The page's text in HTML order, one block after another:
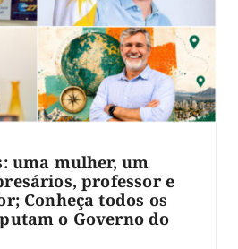
uma mulher, um
professor e
Conheça todos os
o Governo do